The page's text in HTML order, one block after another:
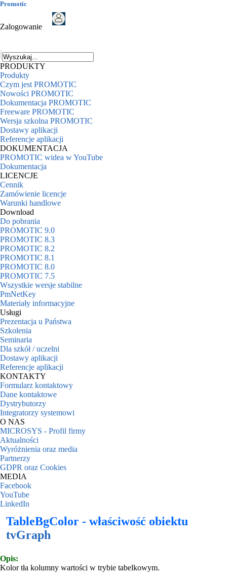
Promotic
Zalogowanie
PRODUKTY
Produkty
Czym jest PROMOTIC
Nowości PROMOTIC
Dokumentacja PROMOTIC
Freeware PROMOTIC
Wersja szkolna PROMOTIC
Dostawy aplikacji
Referencje aplikacji
DOKUMENTACJA
PROMOTIC widea w YouTube
Dokumentacja
LICENCJE
Cennik
Zamówienie licencje
Warunki handlowe
Download
Do pobrania
PROMOTIC 9.0
PROMOTIC 8.3
PROMOTIC 8.2
PROMOTIC 8.1
PROMOTIC 8.0
PROMOTIC 7.5
Wszystkie wersje stabilne
PmNetKey
Materiały informacyjne
Usługi
Prezentacja u Państwa
Szkolenia
Seminaria
Dla szkół / uczelni
Dostawy aplikacji
Referencje aplikacji
KONTAKTY
Formularz kontaktowy
Dane kontaktowe
Dystrybutorzy
Integratorzy systemowi
O NAS
MICROSYS - Profil firmy
Aktualności
Wyróżnienia oraz media
Partnerzy
GDPR oraz Cookies
MEDIA
Facebook
YouTube
LinkedIn
TableBgColor - właściwość obiektu
tvGraph
Opis:
Kolor tła kolumny wartości w trybie tabelkowym.